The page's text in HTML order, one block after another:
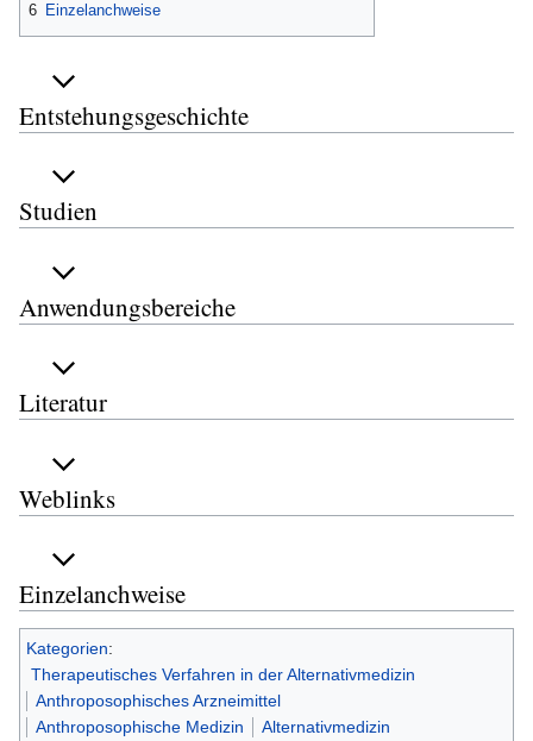
6 Einzelanchweise
Entstehungsgeschichte
Studien
Anwendungsbereiche
Literatur
Weblinks
Einzelanchweise
Kategorien:
Therapeutisches Verfahren in der Alternativmedizin
Anthroposophisches Arzneimittel
Anthroposophische Medizin
Alternativmedizin